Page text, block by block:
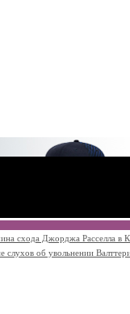
схода Джорджа Расселла в
слухов об увольнении